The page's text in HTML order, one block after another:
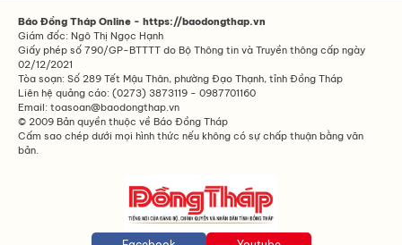
Báo Đồng Tháp Online - https://baodongthap.vn
Giám đốc: Ngô Thị Ngọc Hạnh
Giấy phép số 790/GP-BTTTT do Bộ Thông tin và Truyền thông cấp ngày
02/12/2021
Tòa soạn: Số 289 Tết Mậu Thân, phường Đạo Thạnh, tỉnh Đồng Tháp
Liên hệ quảng cáo: (0273) 3873119 - 0987701160
Email: toasoan@baodongthap.vn
© 2009 Bản quyền thuộc về Báo Đồng Tháp
Cấm sao chép dưới mọi hình thức nếu không có sự chấp thuận bằng văn
bản.